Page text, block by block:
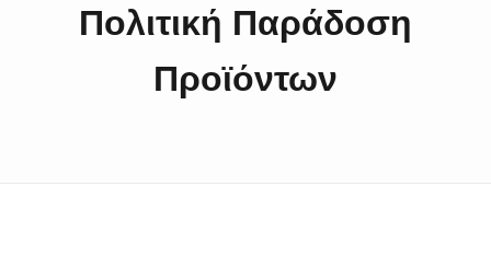
Πολιτική Παράδοση
Προϊόντων